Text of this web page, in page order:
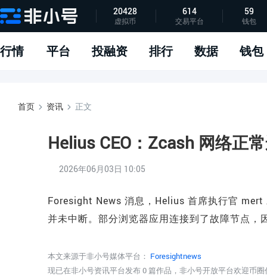
APP下载
指标说明
问题反馈
20428
虚拟币
614
交易平台
59
钱包
行情 平台 投融资 排行 数据 钱包
首页 资讯 正文
Helius CEO：Zcash 网络正
2026年06月03日 10:05
Foresight News 消息，Helius 首席执行官
并未中断。部分浏览器应用连接到了故障节点
本文来源于非小号媒体平台： Foresightnews
现已在非小号资讯平台发布 0 篇作品，非小号开放平台欢迎币